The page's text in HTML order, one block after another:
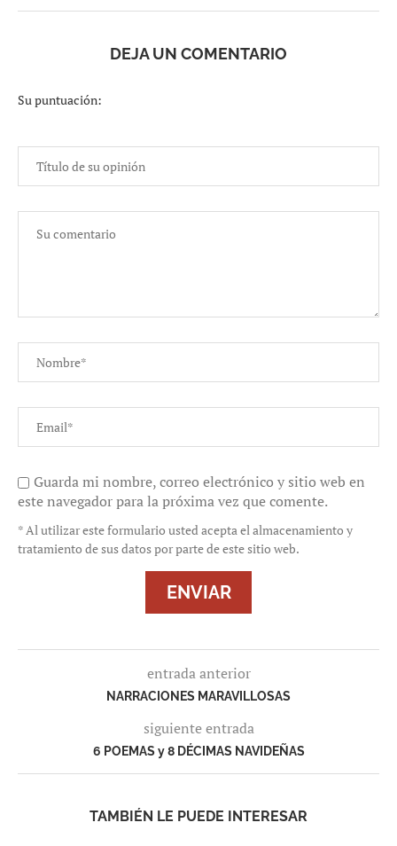
DEJA UN COMENTARIO
Su puntuación:
Guarda mi nombre, correo electrónico y sitio web en
este navegador para la próxima vez que comente.
* Al utilizar este formulario usted acepta el almacenamiento y
tratamiento de sus datos por parte de este sitio web.
entrada anterior
NARRACIONES MARAVILLOSAS
siguiente entrada
6 POEMAS y 8 DÉCIMAS NAVIDEÑAS
TAMBIÉN LE PUEDE INTERESAR